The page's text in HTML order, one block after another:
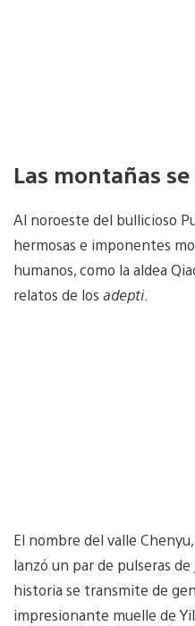
Las montañas
Al noroeste del bullicioso
hermosas e imponentes
humanos, como la aldea
relatos de los adepti.
El nombre del valle
lanzó un par de pulseras
historia se transmite de
impresionante muelle de